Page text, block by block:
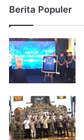
Berita Populer